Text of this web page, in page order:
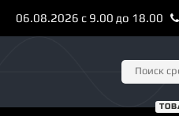
06.08.2026 с 9.00 до 18.00